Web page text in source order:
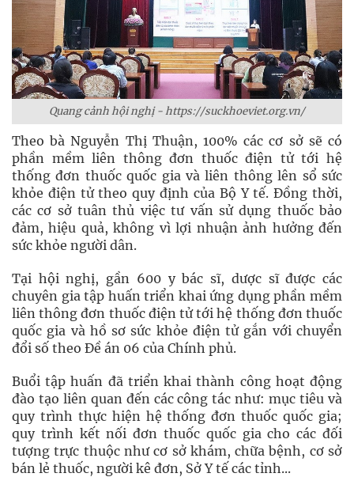
Quang cảnh hội nghị - https://suckhoeviet.org.vn/
Theo bà Nguyễn Thị Thuận, 100% các cơ sở sẽ có
phần mềm liên thông đơn thuốc điện tử tới hệ
thống đơn thuốc quốc gia và liên thông lên sổ sức
khỏe điện tử theo quy định của Bộ Y tế. Đồng thời,
các cơ sở tuân thủ việc tư vấn sử dụng thuốc bảo
đảm, hiệu quả, không vì lợi nhuận ảnh hưởng đến
sức khỏe người dân.
Tại hội nghị, gần 600 y bác sĩ, dược sĩ được các
chuyên gia tập huấn triển khai ứng dụng phần mềm
liên thông đơn thuốc điện tử tới hệ thống đơn thuốc
quốc gia và hồ sơ sức khỏe điện tử gắn với chuyển
đổi số theo Đề án 06 của Chính phủ.
Buổi tập huấn đã triển khai thành công hoạt động
đào tạo liên quan đến các công tác như: mục tiêu và
quy trình thực hiện hệ thống đơn thuốc quốc gia;
quy trình kết nối đơn thuốc quốc gia cho các đối
tượng trực thuộc như cơ sở khám, chữa bệnh, cơ sở
bán lẻ thuốc, người kê đơn, Sở Y tế các tỉnh...